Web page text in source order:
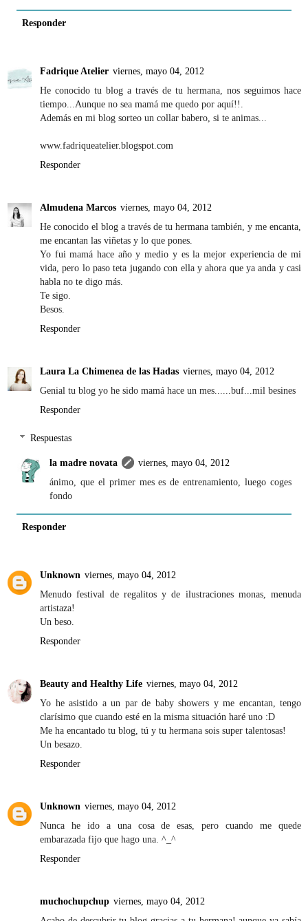
Responder
Fadrique Atelier viernes, mayo 04, 2012
He conocido tu blog a través de tu hermana, nos seguimos hace
tiempo...Aunque no sea mamá me quedo por aquí!!.
Además en mi blog sorteo un collar babero, si te animas...
www.fadriqueatelier.blogspot.com
Responder
Almudena Marcos viernes, mayo 04, 2012
He conocido el blog a través de tu hermana también, y me encanta,
me encantan las viñetas y lo que pones.
Yo fui mamá hace año y medio y es la mejor experiencia de mi
vida, pero lo paso teta jugando con ella y ahora que ya anda y casi
habla no te digo más.
Te sigo.
Besos.
Responder
Laura La Chimenea de las Hadas viernes, mayo 04, 2012
Genial tu blog yo he sido mamá hace un mes......buf...mil besines
Responder
Respuestas
la madre novata
viernes, mayo 04, 2012
ánimo, que el primer mes es de entrenamiento, luego coges
fondo
Responder
Unknown viernes, mayo 04, 2012
Menudo festival de regalitos y de ilustraciones monas, menuda
artistaza!
Un beso.
Responder
Beauty and Healthy Life viernes, mayo 04, 2012
Yo he asistido a un par de baby showers y me encantan, tengo
clarísimo que cuando esté en la misma situación haré uno :D
Me ha encantado tu blog, tú y tu hermana sois super talentosas!
Un besazo.
Responder
Unknown viernes, mayo 04, 2012
Nunca he ido a una cosa de esas, pero cuando me quede
embarazada fijo que hago una. ^_^
Responder
muchochupchup viernes, mayo 04, 2012